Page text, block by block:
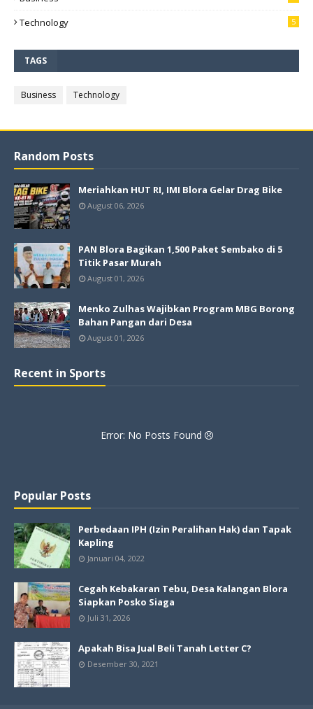
Technology 5
TAGS
Business Technology
Random Posts
Meriahkan HUT RI, IMI Blora Gelar Drag Bike
August 06, 2026
PAN Blora Bagikan 1,500 Paket Sembako di 5
Titik Pasar Murah
August 01, 2026
Menko Zulhas Wajibkan Program MBG Borong
Bahan Pangan dari Desa
August 01, 2026
Recent in Sports
Error: No Posts Found
Popular Posts
Perbedaan IPH (Izin Peralihan Hak) dan Tapak
Kapling
Januari 04, 2022
Cegah Kebakaran Tebu, Desa Kalangan Blora
Siapkan Posko Siaga
Juli 31, 2026
Apakah Bisa Jual Beli Tanah Letter C?
Desember 30, 2021